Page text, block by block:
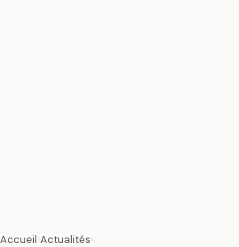
Accueil›Actualités›